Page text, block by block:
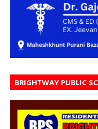
BRIGHTWAY PUBLIC